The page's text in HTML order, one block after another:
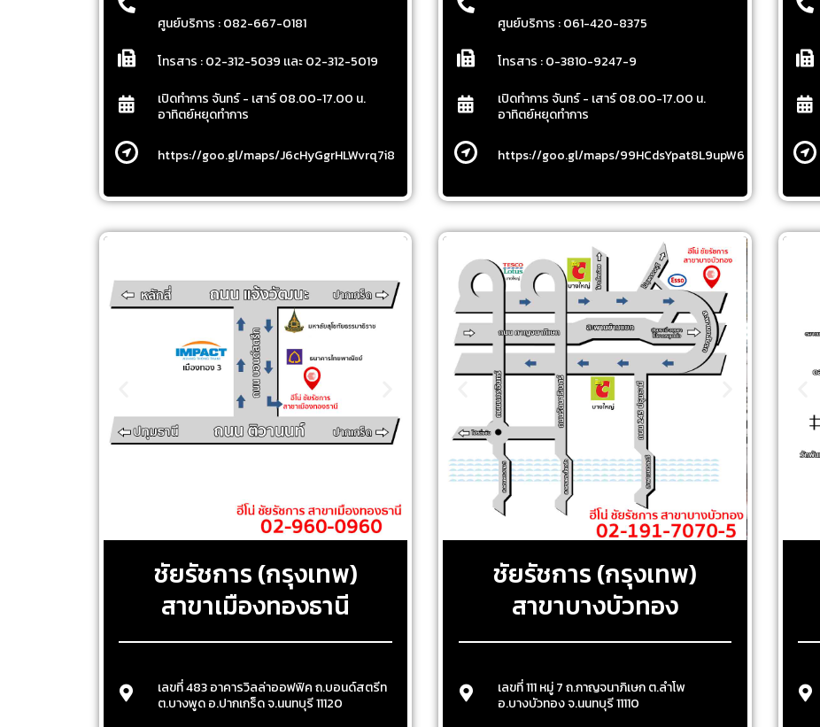
ศูนย์บริการ : 082-667-0181
โทรสาร : 02-312-5039 เเละ 02-312-5019
เปิดทำการ จันทร์ - เสาร์ 08.00-17.00 น.
อาทิตย์หยุดทำการ
https://goo.gl/maps/J6cHyGgrHLWvrq7i8
ศูนย์บริการ : 061-420-8375
โทรสาร : 0-3810-9247-9
เปิดทำการ จันทร์ - เสาร์ 08.00-17.00 น.
อาทิตย์หยุดทำการ
https://goo.gl/maps/99HCdsYpat8L9upW6
ชัยรัชการ (กรุงเทพ)
สาขาเมืองทองธานี
เลขที่ 483 อาคารวิลล่าออฟฟิค ถ.บอนด์สตรีท
ต.บางพูด อ.ปากเกร็ด จ.นนทบุรี 11120
ชัยรัชการ (กรุงเทพ)
สาขาบางบัวทอง
เลขที่ 111 หมู่ 7 ถ.กาญจนาภิเษก ต.ลำโพ
อ.บางบัวทอง จ.นนทบุรี 11110